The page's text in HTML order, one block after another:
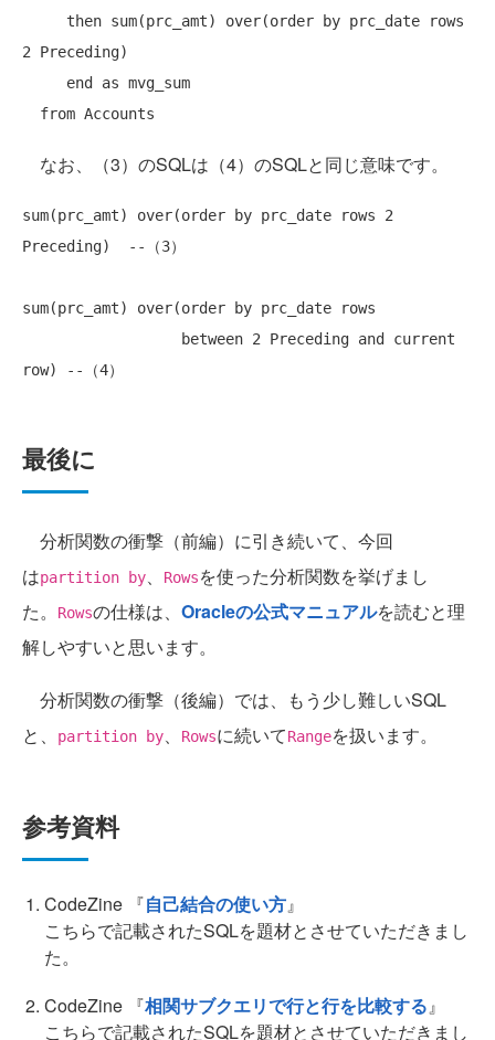
then sum(prc_amt) over(order by prc_date
rows
2 Preceding)
end
as mvg_sum
from
なお、（3）のSQLは（4）のSQLと同じ意味です。
sum(prc_amt) over(order by prc_date rows 2
Preceding)
--（3）
sum(prc_amt) over(order by prc_date
rows
                  between 2 Preceding
and
current
row) --（4）
最後に
分析関数の衝撃（前編）に引き続いて、今回
はpartition by、 Rowsを使った分析関数を挙げまし
た。
Rowsの仕様は、 Oracleの公式マニュアルを読むと理
解しやすいと思います。
分析関数の衝撃（後編）では、もう少し難しいSQL
と、
partition by、 Rowsに続いてRangeを扱います。
参考資料
CodeZine 『自己結合の使い方』
こちらで記載されたSQLを題材とさせていただきまし
た。
CodeZine 『相関サブクエリで行と行を比較する』
こちらで記載されたSQLを題材とさせていただきまし